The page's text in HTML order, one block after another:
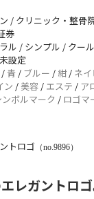
/ クリニック・整骨
券
ル / シンプル / クー
設定
/ 青 / ブルー / 紺/ ネ
ン /美容 / エステ / ア
ンボルマーク / ロゴマ
トロゴ （no.9896）
レガントロゴ